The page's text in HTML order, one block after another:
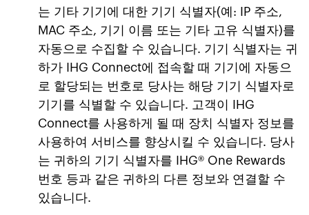
는 기타 기기에 대한 기기 식별자(예: IP 주소,
MAC 주소, 기기 이름 또는 기타 고유 식별자)를
자동으로 수집할 수 있습니다. 기기 식별자는 귀
하가 IHG Connect에 접속할 때 기기에 자동으
로 할당되는 번호로 당사는 해당 기기 식별자로
기기를 식별할 수 있습니다. 고객이 IHG
Connect를 사용하게 될 때 장치 식별자 정보를
사용하여 서비스를 향상시킬 수 있습니다. 당사
는 귀하의 기기 식별자를 IHG® One Rewards
번호 등과 같은 귀하의 다른 정보와 연결할 수
있습니다.